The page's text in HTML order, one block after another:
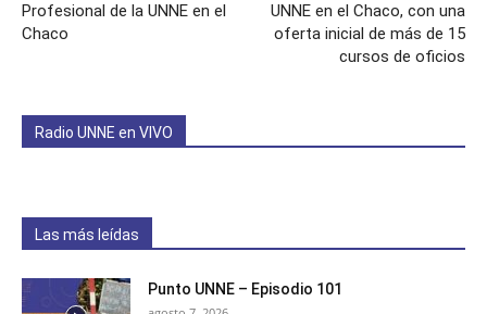
Profesional de la UNNE en el
Chaco
UNNE en el Chaco, con una
oferta inicial de más de 15
cursos de oficios
Radio UNNE en VIVO
Las más leídas
Punto UNNE – Episodio 101